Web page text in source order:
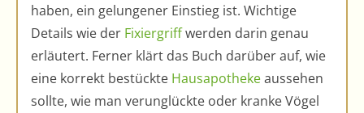
haben, ein gelungener Einstieg ist. Wichtige
Details wie der Fixiergriffwerden darin genau
erläutert. Ferner klärt das Buch darüber auf, wie
eine korrekt bestückte Hausapothekeaussehen
sollte, wie man verunglückte oder kranke Vögel